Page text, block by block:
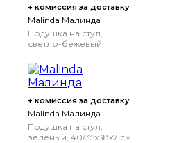
+ комиссия за доставку
Malinda Малинда
Подушка на стул,
светло-бежевый,
+ комиссия за доставку
Malinda Малинда
Подушка на стул,
зеленый, 40/35x38x7 см